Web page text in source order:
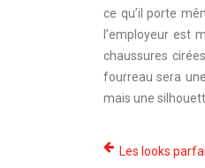
ce qu’il porte
l’employeur est
chaussures
fourreau sera
mais une
Les looks